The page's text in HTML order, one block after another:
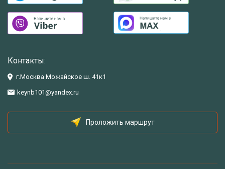
Контакты:
г.Москва Можайское ш. 41к1
keynb101@yandex.ru
Проложить маршрут